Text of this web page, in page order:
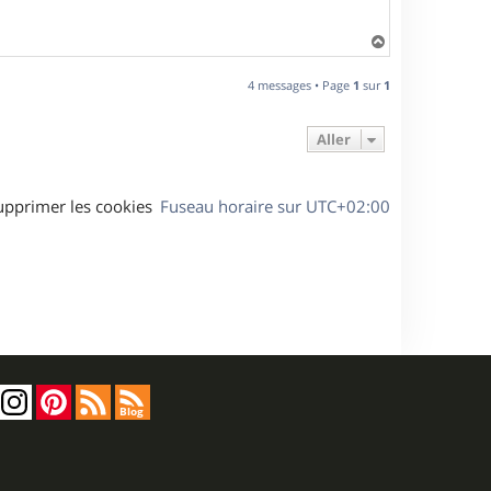
a
t
4 messages • Page 1 sur 1
Aller
Fuseau horaire sur UTC+02:00
les cookies